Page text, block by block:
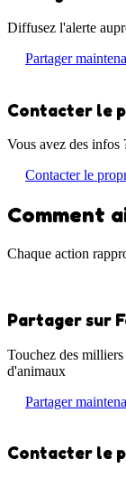
Diffusez l'alerte
Partager
Contacter le
Vous avez des
Contacter le
Comment
Chaque action
Partager sur
Touchez des
d'animaux
Partager
Contacter le